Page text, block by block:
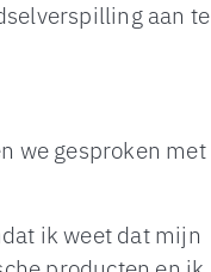
aan te
we gesproken met
ik weet dat mijn